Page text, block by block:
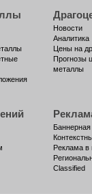
Новости
Аналитика
Цены на
Прогнозы
металлы
Реклама в
Classified